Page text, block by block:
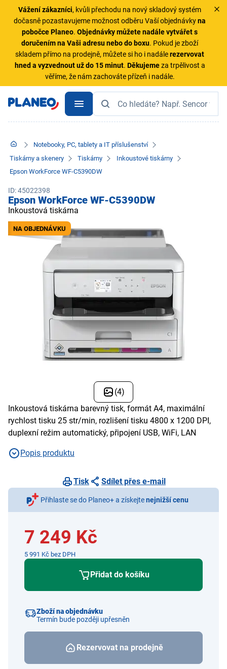
Vážení zákazníci, kvůli přechodu na nový skladový systém
dočasně pozastavujeme možnost odběru Vaší objednávkyna
pobočce Planeo.Objednávky můžete nadále vytvářet s
doručením na Vaši adresu nebo do boxu. Pokud je zboží
skladem přímo na prodejně, můžete si ho i nadálerezervovat
hned a vyzvednout už do 15 minut. Děkujemeza trpělivost a
věříme, že nám zachováte přízeň i nadále.
Notebooky, PC, tablety a IT příslušenství
Tiskárny a skenery
Tiskárny
Inkoustové tiskárny
Epson WorkForce WF-C5390DW
ID: 45022398
Epson WorkForce WF-C5390DW
Inkoustová tiskárna
NA OBJEDNÁVKU
(4)
Inkoustová tiskárna barevný tisk, formát A4, maximální
rychlost tisku 25 str/min, rozlišení tisku 4800 x 1200 DPI,
duplexní režim automatický, připojení USB, WiFi, LAN
Popis produktu
Tisk Sdílet přes e-mail
Přihlaste se do Planeo+ a získejtenejnižší cenu
7 249 Kč
5 991 Kč bez DPH
Přidat do košíku
Zboží na objednávku
Termín bude později upřesněn
Rezervovat na prodejně